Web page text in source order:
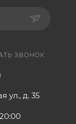
ЗВОНОК
ул., д. 35